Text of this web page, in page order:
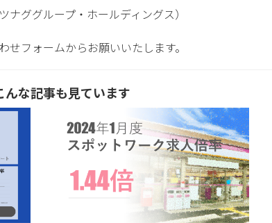
ググループ・ホールディングス）
フォームからお願いいたします。
な記事も見ています